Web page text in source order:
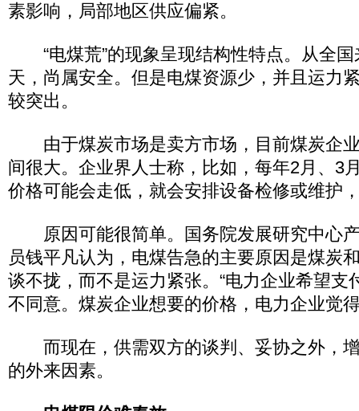
素影响，局部地区供应偏紧。
“电煤荒”的现象呈现结构性特点。从全国
天，尚属安全。但是电煤资源少，并且运力
较突出。
由于煤炭市场是卖方市场，目前煤炭企业
间很大。企业界人士称，比如，每年2月、3
价格可能会走低，就会安排设备检修或维护
原因可能很简单。国务院发展研究中心
员钱平凡认为，电煤告急的主要原因是煤炭
谈不拢，而不是运力紧张。“电力企业希望支
不同意。煤炭企业想要的价格，电力企业觉
而现在，供需双方的谈判、妥协之外，
的外来因素。